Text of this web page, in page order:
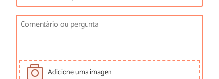
Adicione uma imagen